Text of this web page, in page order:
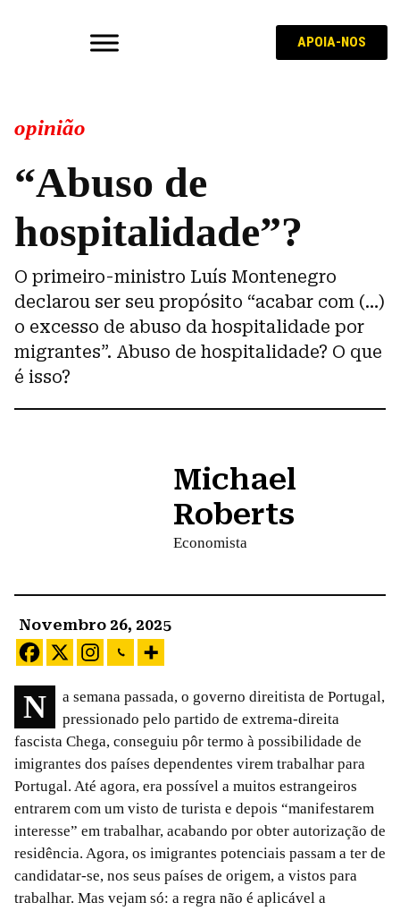
APOIA-NOS
opinião
“Abuso de
hospitalidade”?
O primeiro-ministro Luís Montenegro
declarou ser seu propósito “acabar com (…)
o excesso de abuso da hospitalidade por
migrantes”. Abuso de hospitalidade? O que
é isso?
Michael
Roberts
Economista
Novembro 26, 2025
Na semana passada, o governo direitista de Portugal,
pressionado pelo partido de extrema-direita
fascista Chega, conseguiu pôr termo à possibilidade de
imigrantes dos países dependentes virem trabalhar para
Portugal. Até agora, era possível a muitos estrangeiros
entrarem com um visto de turista e depois “manifestarem
interesse” em trabalhar, acabando por obter autorização de
residência. Agora, os imigrantes potenciais passam a ter de
candidatar-se, nos seus países de origem, a vistos para
trabalhar. Mas vejam só: a regra não é aplicável a